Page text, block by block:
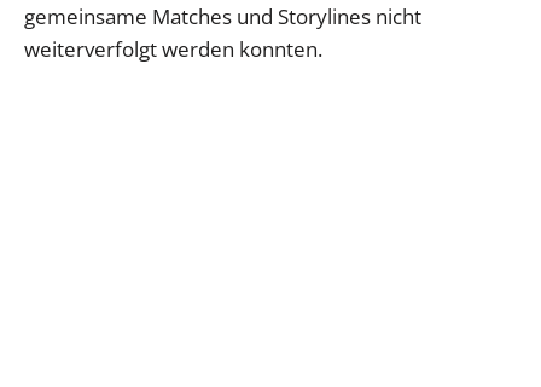
gemeinsame Matches und Storylines nicht
weiterverfolgt werden konnten.